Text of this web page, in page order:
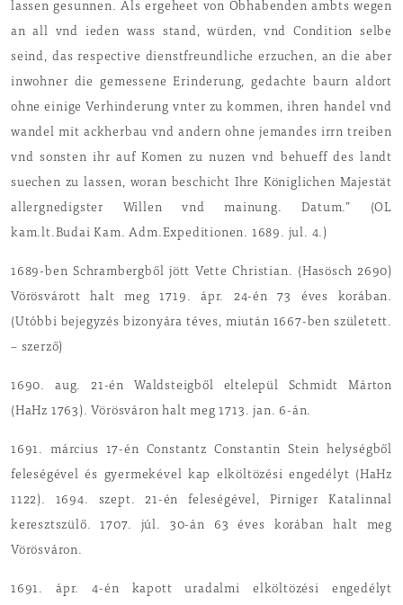
lassen gesunnen. Als ergeheet von Obhabenden ambts wegen
an all vnd ieden wass stand, würden, vnd Condition selbe
seind, das respective dienstfreundliche erzuchen, an die aber
inwohner die gemessene Erinderung, gedachte baurn aldort
ohne einige Verhinderung vnter zu kommen, ihren handel vnd
wandel mit ackherbau vnd andern ohne jemandes irrn treiben
vnd sonsten ihr auf Komen zu nuzen vnd behueff des landt
suechen zu lassen, woran beschicht Ihre Königlichen Majestät
allergnedigster Willen vnd mainung. Datum.” (OL
kam.lt.Budai Kam. Adm.Expeditionen. 1689. jul. 4.)
1689-ben Schrambergből jött Vette Christian. (Hasösch 2690)
Vörösvárott halt meg 1719. ápr. 24-én 73 éves korában.
(Utóbbi bejegyzés bizonyára téves, miután 1667-ben született.
– szerző)
1690. aug. 21-én Waldsteigből eltelepül Schmidt Márton
(HaHz 1763). Vörösváron halt meg 1713. jan. 6-án.
1691. március 17-én Constantz Constantin Stein helységből
feleségével és gyermekével kap elköltözési engedélyt (HaHz
1122). 1694. szept. 21-én feleségével, Pirniger Katalinnal
keresztszülő. 1707. júl. 30-án 63 éves korában halt meg
Vörösváron.
1691. ápr. 4-én kapott uradalmi elköltözési engedélyt